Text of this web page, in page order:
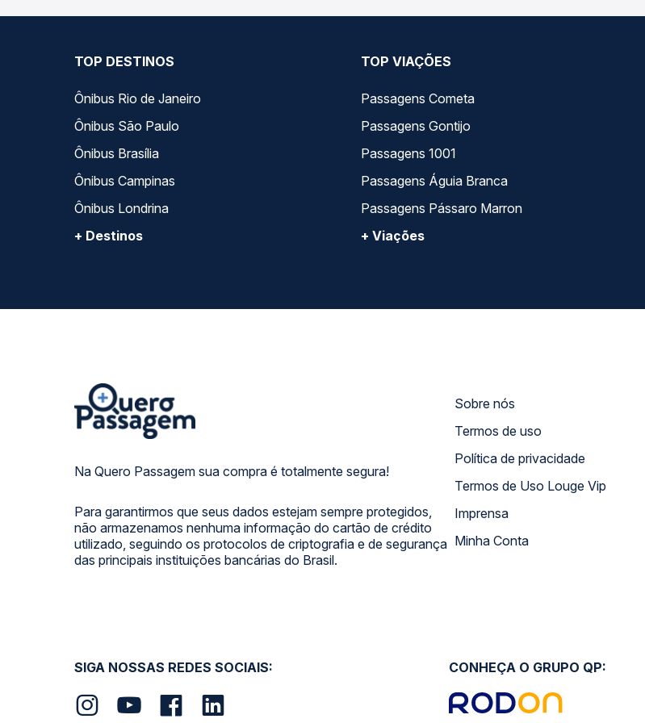
TOP DESTINOS
Ônibus Rio de Janeiro
Ônibus São Paulo
Ônibus Brasília
Ônibus Campinas
Ônibus Londrina
+ Destinos
TOP VIAÇÕES
Passagens Cometa
Passagens Gontijo
Passagens 1001
Passagens Águia Branca
Passagens Pássaro Marron
+ Viações
Na Quero Passagem sua compra é totalmente segura!
Para garantirmos que seus dados estejam sempre protegidos,
não armazenamos nenhuma informação do cartão de crédito
utilizado, seguindo os protocolos de criptografia e de segurança
das principais instituições bancárias do Brasil.
Sobre nós
Termos de uso
Política de privacidade
Termos de Uso Louge Vip
Imprensa
Minha Conta
SIGA NOSSAS REDES SOCIAIS: CONHEÇA O GRUPO QP: